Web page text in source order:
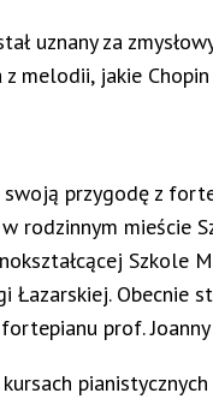
uznany za
melodii, jakie Chopin
przygodę z
rodzinnym mieście
Szkole
Obecnie
prof.